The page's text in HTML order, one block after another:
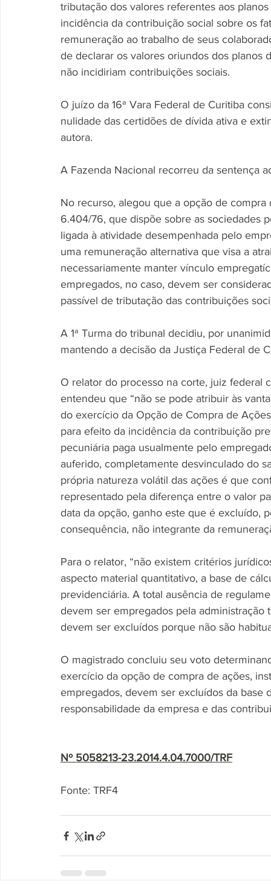
tributação dos valores referentes aos
incidência da contribuição social sobre os
remuneração ao trabalho de seus
de declarar os valores oriundos dos
não incidiriam contribuições sociais.
O juízo da 16ª Vara Federal de Curitiba
nulidade das certidões de dívida ativa e
autora.
A Fazenda Nacional recorreu da sentença
No recurso, alegou que a opção de
6.404/76, que dispõe sobre as sociedades
ligada à atividade desempenhada pelo
uma remuneração alternativa que visa a
necessariamente manter vínculo
empregados, no caso, devem ser
passível de tributação das contribuições
A 1ª Turma do tribunal decidiu, por
mantendo a decisão da Justiça Federal de
O relator do processo na corte, juiz federal
entendeu que “não se pode atribuir às
do exercício da Opção de Compra de
para efeito da incidência da contribuição
pecuniária paga usualmente pelo
auferido, completamente desvinculado do
própria natureza volátil das ações é que
representado pela diferença entre o valor
data da opção, ganho este que é excluído,
consequência, não integrante da
Para o relator, “não existem critérios
aspecto material quantitativo, a base de
previdenciária. A total ausência de
devem ser empregados pela
devem ser excluídos porque não são
O magistrado concluiu seu voto
exercício da opção de compra de ações,
empregados, devem ser excluídos da
responsabilidade da empresa e das
Nº 5058213-23.2014.4.04.7000/TRF
Fonte: TRF4